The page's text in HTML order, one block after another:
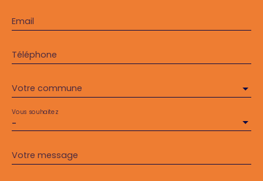
Email
Téléphone
Votre commune
-
Vous souhaitez
Votre message